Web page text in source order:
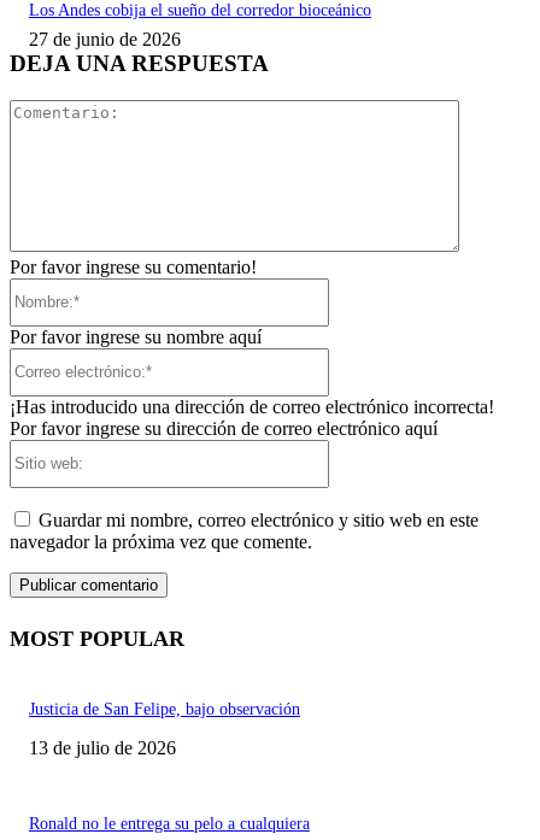
Los Andes cobija el sueño del corredor bioceánico
27 de junio de 2026
DEJA UNA RESPUESTA
Por favor ingrese su comentario!
Por favor ingrese su nombre aquí
¡Has introducido una dirección de correo electrónico incorrecta!
Por favor ingrese su dirección de correo electrónico aquí
Guardar mi nombre, correo electrónico y sitio web en este
navegador la próxima vez que comente.
MOST POPULAR
Justicia de San Felipe, bajo observación
13 de julio de 2026
Ronald no le entrega su pelo a cualquiera